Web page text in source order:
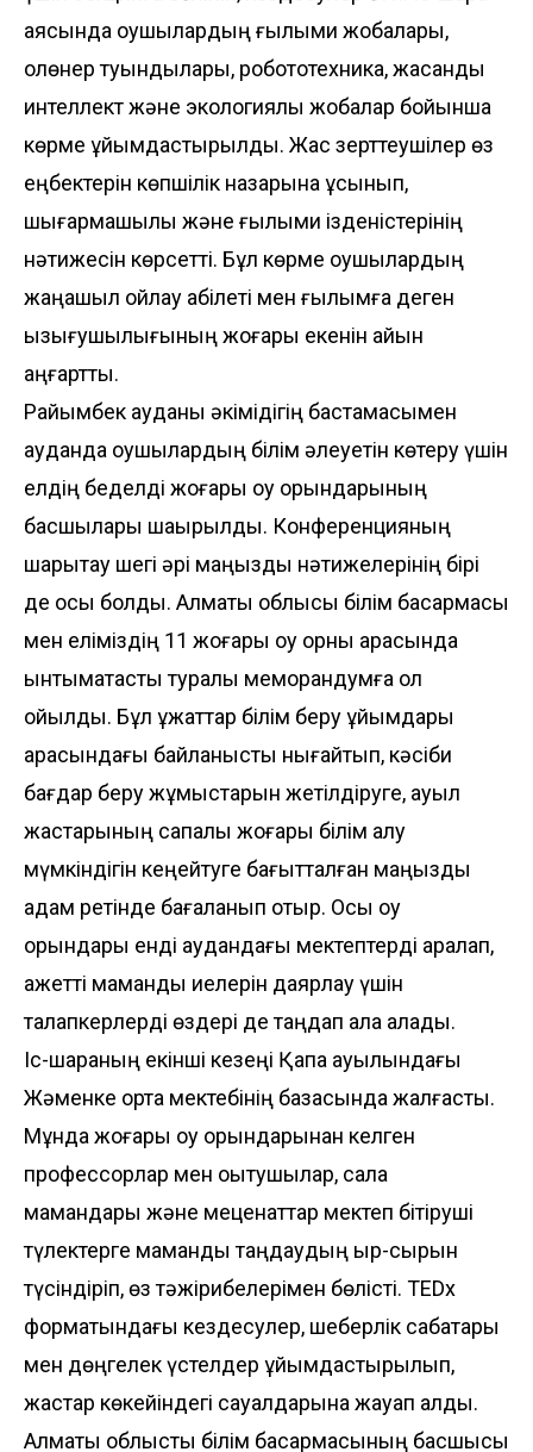
аясында оқушылардың ғылыми жобалары,
қолөнер туындылары, робототехника, жасанды
интеллект және экологиялық жобалар бойынша
көрме ұйымдастырылды. Жас зерттеушілер өз
еңбектерін көпшілік назарына ұсынып,
шығармашылық және ғылыми ізденістерінің
нәтижесін көрсетті. Бұл көрме оқушылардың
жаңашыл ойлау қабілеті мен ғылымға деген
қызығушылығының жоғары екенін айқын
аңғартты.
Райымбек ауданы әкімідігің бастамасымен
ауданда оқушылардың білім әлеуетін көтеру үшін
елдің беделді жоғары оқу орындарының
басшылары шақырылды. Конференцияның
шарықтау шегі әрі маңызды нәтижелерінің бірі
де осы болды. Алматы облысы білім басқармасы
мен еліміздің 11 жоғары оқу орны арасында
ынтымақтастық туралы меморандумға қол
қойылды. Бұл құжаттар білім беру ұйымдары
арасындағы байланысты нығайтып, кәсіби
бағдар беру жұмыстарын жетілдіруге, ауыл
жастарының сапалы жоғары білім алу
мүмкіндігін кеңейтуге бағытталған маңызды
қадам ретінде бағаланып отыр. Осы оқу
орындары енді аудандағы мектептерді аралап,
қажетті мамандық иелерін даярлау үшін
талапкерлерді өздері де таңдап ала алады.
Іс-шараның екінші кезеңі Қақпақ ауылындағы
Жәменке орта мектебінің базасында жалғасты.
Мұнда жоғары оқу орындарынан келген
профессорлар мен оқытушылар, сала
мамандары және меценаттар мектеп бітіруші
түлектерге мамандық таңдаудың қыр-сырын
түсіндіріп, өз тәжірибелерімен бөлісті. TEDx
форматындағы кездесулер, шеберлік сабақтары
мен дөңгелек үстелдер ұйымдастырылып,
жастар көкейіндегі сауалдарына жауап алды.
Алматы облыстық білім басқармасының басшысы